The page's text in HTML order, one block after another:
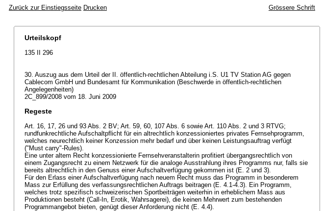
Zurück zur Einstiegsseite Drucken Grössere Schrift
Urteilskopf
135 II 296
30. Auszug aus dem Urteil der II. öffentlich-rechtlichen Abteilung i.S. U1 TV Station AG gegen
Cablecom GmbH und Bundesamt für Kommunikation (Beschwerde in öffentlich-rechtlichen
Angelegenheiten)
2C_899/2008 vom 18. Juni 2009
Regeste
Art. 16, 17, 26 und 93 Abs. 2 BV; Art. 59, 60, 107 Abs. 6 sowie Art. 110 Abs. 2 und 3 RTVG;
rundfunkrechtliche Aufschaltpflicht für ein altrechtlich konzessioniertes privates Fernsehprogramm,
welches neurechtlich keiner Konzession mehr bedarf und über keinen Leistungsauftrag verfügt
("Must carry"-Rules).
Eine unter altem Recht konzessionierte Fernsehveranstalterin profitiert übergangsrechtlich von
einem Zugangsrecht zu einem Netzwerk für die analoge Ausstrahlung ihres Programms nur, falls sie
bereits altrechtlich in den Genuss einer Aufschaltverfügung gekommen ist (E. 2 und 3).
Für den Erlass einer Aufschaltverfügung nach neuem Recht muss das Programm in besonderem
Mass zur Erfüllung des verfassungsrechtlichen Auftrags beitragen (E. 4.1-4.3). Ein Programm,
welches trotz spezifisch schweizerischen Sportbeiträgen weiterhin in erheblichem Mass aus
Produktionen besteht (Call-In, Erotik, Wahrsagerei), die keinen Mehrwert zum bestehenden
Programmangebot bieten, genügt dieser Anforderung nicht (E. 4.4).